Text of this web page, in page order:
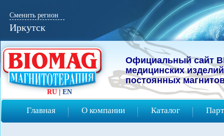
Официальный сайт
мeдицинcких
постоянных
Главная О компании Каталог
RU | EN
Сменить регион
Иркутск